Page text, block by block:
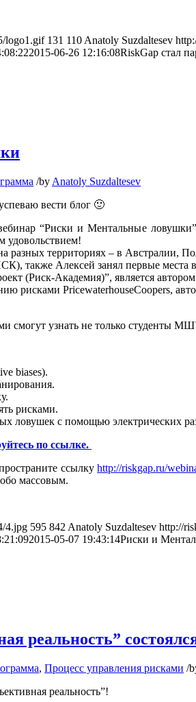
logo1.gif 131 110 Anatoly Suzdaltesev
2015-06-26 12:16:08RiskGap стал
/by Anatoly Suzdaltesev
вести блог 🙂
“Риски и Ментальные
удовольствием!
разных территориях – в Австралии,
также Алексей занял первые
(Риск-Академия)”, является
рисками PricewaterhouseCoopers,
смогут узнать не только
biases).
рисками.
ловушек с помощью электрических
по ссылке.
ссылкуhttp://riskgap.ru/
массовым.
4.jpg 595 842 Anatoly Suzdaltesev http://
2015-05-07 19:43:14Риски и
реальность”
, Процесс управления рисками /
реальность”!